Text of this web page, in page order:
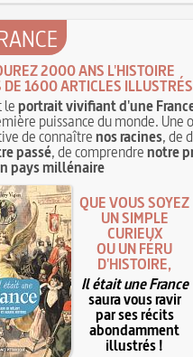
2000 ANS L'HISTOIRE
DE 1600 ARTICLES ILLUSTRÉS
leportrait vivifiant d'une
puissance du monde. Une
de connaîtrenos racines, de
passé, de comprendrenotre
pays millénaire
QUE VOUS SOYEZ
UN SIMPLE
CURIEUX
OU UN FÉRU
D'HISTOIRE,
Il était une France
saura vous ravir
par ses récits
abondamment
illustrés !